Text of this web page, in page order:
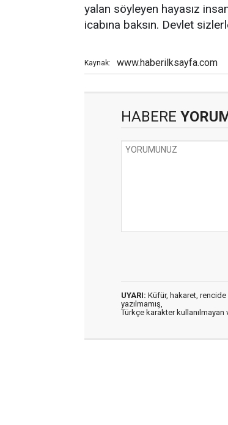
yalan söyleyen hayasız
icabına baksın. Devlet
Kaynak: www.haberilksayfa.com
HABERE
UYARI: Küfür, hakaret, rencide
yazılmamış,
Türkçe karakter kullanılmayan